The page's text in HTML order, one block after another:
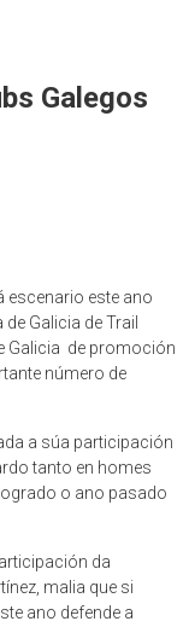
Galegos
escenario este ano
Galicia de Trail
Galicia de promoción
número de
a súa participación
tanto en homes
o ano pasado
da
malia que si
ano defende a